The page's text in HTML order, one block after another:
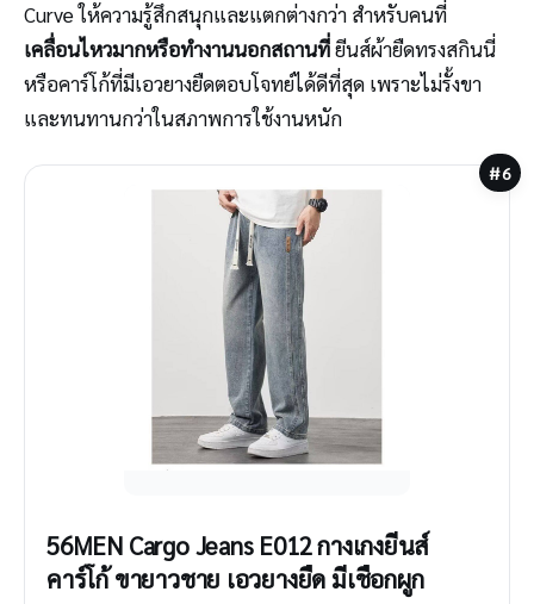
Curve ให้ความรู้สึกสนุกและแตกต่างกว่า สำหรับคนที่
เคลื่อนไหวมากหรือทำงานนอกสถานที่ยีนส์ผ้ายืดทรงสกินนี่
หรือคาร์โก้ที่มีเอวยางยืดตอบโจทย์ได้ดีที่สุด เพราะไม่รั้งขา
และทนทานกว่าในสภาพการใช้งานหนัก
#6
56MEN Cargo Jeans E012 กางเกงยีนส์
คาร์โก้ ขายาวชาย เอวยางยืด มีเชือกผูก